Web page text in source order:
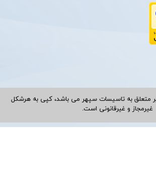
متعلق به تاسیسات سپهر می باشد، کپی به هرشکل
غیرمجاز و غیرقانونی است.​​​​​​​